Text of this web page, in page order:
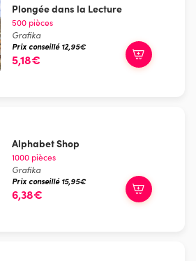
Plongée dans la Lecture
500 pièces
Grafika
Prix conseillé 12,95€
5,18€
Alphabet Shop
1000 pièces
Grafika
Prix conseillé 15,95€
6,38€